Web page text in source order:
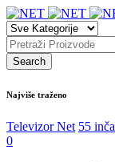
Najviše traženo
Televizor Net 55 inča
0